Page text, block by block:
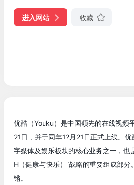
进入网站 收藏
优酷（Youku）是中国领先的在线视频
21日，并于同年12月21日正式上线。
字媒体及娱乐板块的核心业务之一，也
H（健康与快乐）”战略的重要组成部分
锵。